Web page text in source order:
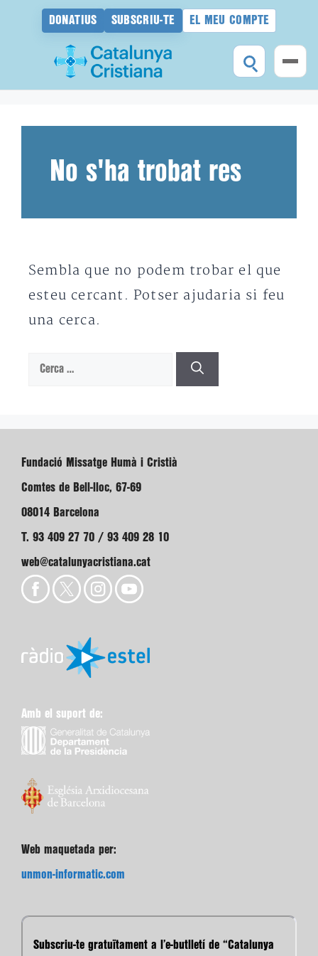
DONATIUS SUBSCRIU-TE EL MEU COMPTE
No s'ha trobat res
Sembla que no podem trobar el que
esteu cercant. Potser ajudaria si feu
una cerca.
Cerca:
Fundació Missatge Humà i Cristià
Comtes de Bell-lloc, 67-69
08014 Barcelona
T. 93 409 27 70 / 93 409 28 10
web@catalunyacristiana.cat
Amb el suport de:
Web maquetada per:
unmon-informatic.com
Subscriu-te gratuïtament a l’e-butlletí de “Catalunya